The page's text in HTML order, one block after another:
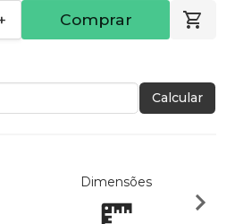
Comprar
Calcular
Dimensões